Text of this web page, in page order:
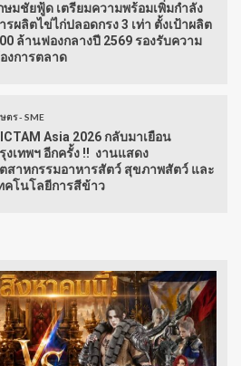
ษมชัยฟู้ด เตรียมความพร้อมเพิ่มกำลัง
รผลิตไข่ไก่ปลอดกรง 3 เท่า ตั้งเป้าผลิต
ล้านฟองกลางปี 2569 รองรับความ
งการตลาด
ษตร - SME
Asia 2026 กลับมาเยือน
งเทพฯ อีกครั้ง !! งานแสดง
สาหกรรมอาหารสัตว์ สุขภาพสัตว์ และ
คโนโลยีการสีข้าว